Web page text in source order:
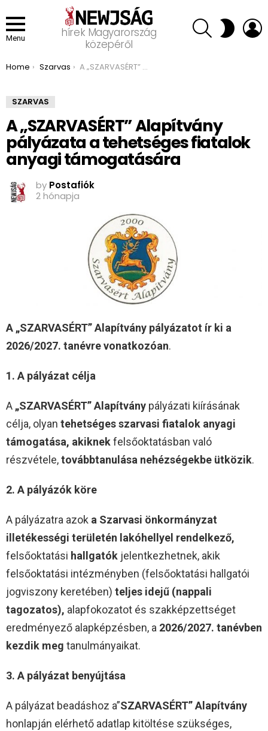
Menu
hírek Magyarország
közepéről
SEARCH SWITCH
SKIN
You are here:
Home Szarvas A „SZARVASÉRT” Alapítvány pályázata a tehetséges fiatalok anyagi támogatására
SZARVAS
A „SZARVASÉRT” Alapítvány
pályázata a tehetséges fiatalok
anyagi támogatására
by Postafiók
2 hónapja
A „SZARVASÉRT” Alapítvány pályázatot ír ki a
2026/2027. tanévre vonatkozóan.
1. A pályázat célja
A „SZARVASÉRT” Alapítvány pályázati kiírásának
célja, olyan tehetséges szarvasi fiatalok anyagi
támogatása, akiknekfelsőoktatásban való
részvétele,továbbtanulása nehézségekbe ütközik.
2. A pályázók köre
A pályázatra azok a Szarvasi önkormányzat
illetékességi területén lakóhellyel rendelkező,
felsőoktatási hallgatók jelentkezhetnek, akik
felsőoktatási intézményben (felsőoktatási hallgatói
jogviszony keretében) teljes idejű (nappali
tagozatos), alapfokozatot és szakképzettséget
eredményező alapképzésben, a 2026/2027. tanévben
kezdik meg tanulmányaikat.
3. A pályázat benyújtása
A pályázat beadáshoz a”SZARVASÉRT” Alapítvány
honlapján elérhető adatlap kitöltése szükséges,